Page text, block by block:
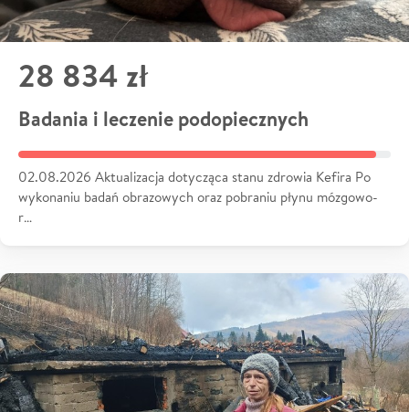
28 834 zł
Badania i leczenie podopiecznych
02.08.2026 Aktualizacja dotycząca stanu zdrowia Kefira Po
wykonaniu badań obrazowych oraz pobraniu płynu mózgowo-
r…